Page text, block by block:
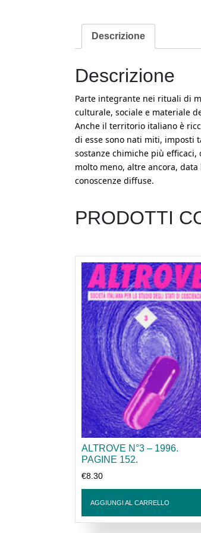
Descrizione
Descrizione
Parte integrante nei rituali di
culturale, sociale e materiale
Anche il territorio italiano è
di esse sono nati miti, imposti
sostanze chimiche più
molto meno, altre ancora,
conoscenze diffuse.
PRODOTTI
ALTROVE N°3 – 1996.
PAGINE 152.
€8.30
AGGIUNGI AL CARRELLO